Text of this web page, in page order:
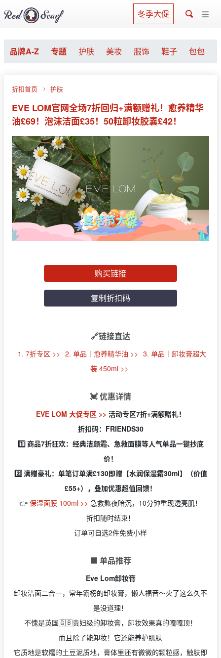
冬季大促
品牌A-Z 专题 护肤 美妆 服饰 鞋子 包包
折扣首页 护肤
EVE LOM官网全场7折回归+满额赠礼！愈养精华
油£69！泡沫洁面£35！50粒卸妆胶囊£42！
购买链接
复制折扣码
🔗链接直达
1. 7折专区 >> 2. 单品｜愈养精华油 >> 3. 单品｜卸妆膏超大
装 450ml >>
💓 优惠详情
EVE LOM 大促专区 >> 活动专区7折+满额赠礼！
折扣码：FRIENDS30
1️⃣ 商品7折狂欢：经典洁颜霜、急救面膜等人气单品一键抄底
价！
2️⃣ 满赠豪礼：单笔订单满£130即赠【水润保湿霜30ml】（价值
£55+），叠加优惠超值回馈！
👉 保湿面膜 100ml >> 急救熬夜暗沉，10分钟重现透亮肌！
折扣随时结束！
订单可自选2件免费小样
🟩 单品推荐
Eve Lom卸妆膏
卸妆洁面二合一，常年霸榜的卸妆膏，懒人福音～火了这么久不
是没道理！
不愧是英国🇬🇧贵妇级的卸妆膏，卸妆效果真的嘎嘎顶！
而且除了能卸妆！它还能养护肌肤
它质地是软糯的土豆泥质地，膏体里还有微微的颗粒感，触肤即